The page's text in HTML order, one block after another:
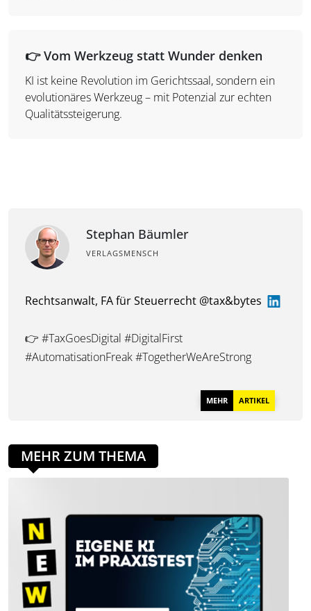
👉Vom Werkzeug statt Wunder denken
KI ist keine Revolution im Gerichtssaal, sondern ein
evolutionäres Werkzeug – mit Potenzial zur echten
Qualitätssteigerung.
Stephan Bäumler
VERLAGSMENSCH
Rechtsanwalt, FA für Steuerrecht @tax&bytes
👉 #TaxGoesDigital #DigitalFirst
#AutomatisationFreak #TogetherWeAreStrong
MEHR ARTIKEL
MEHR ZUM THEMA